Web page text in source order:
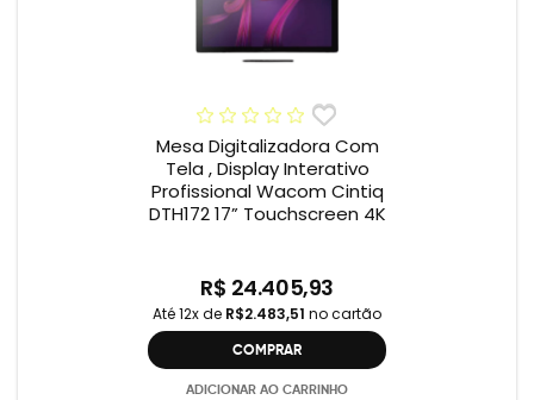
Mesa Digitalizadora Com
Tela , Display Interativo
Profissional Wacom Cintiq
DTH172 17” Touchscreen 4K
R$ 24.405,93
Até 12x de R$2.483,51 no cartão
COMPRAR
ADICIONAR AO CARRINHO